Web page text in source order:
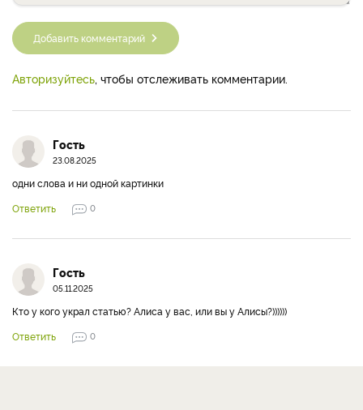
Добавить комментарий
Авторизуйтесь, чтобы отслеживать комментарии.
Гость
23.08.2025
одни слова и ни одной картинки
Ответить
0
Гость
05.11.2025
Кто у кого украл статью? Алиса у вас, или вы у Алисы?))))))
Ответить
0